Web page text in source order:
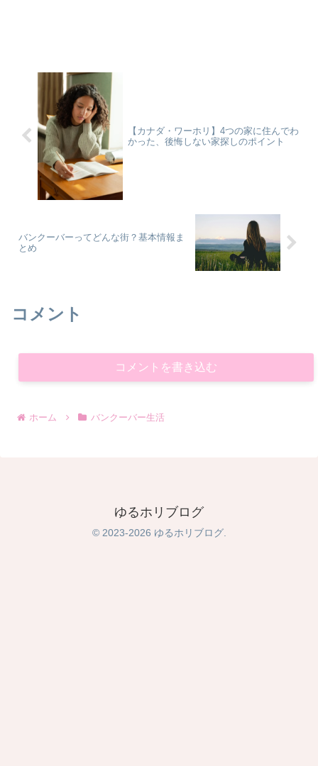
【カナダ・ワーホリ】4つの家に住んでわ
かった、後悔しない家探しのポイント
バンクーバーってどんな街？基本情報ま
とめ
コメント
コメントを書き込む
ホーム バンクーバー生活
ゆるホリブログ
© 2023-2026 ゆるホリブログ.